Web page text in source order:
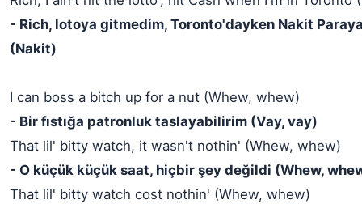
- Rich, lotoya gitmedim, Toronto'dayken Nakit
(Nakit)
I can boss a bitch up for a nut (Whew, whew)
- Bir fıstığa patronluk taslayabilirim (Vay, vay)
That lil' bitty watch, it wasn't nothin' (Whew, whew)
- O küçük küçük saat, hiçbir şey değildi (Whew,
That lil' bitty watch cost nothin' (Whew, whew)